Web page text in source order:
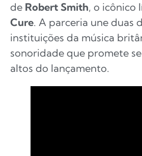
de Robert Smith, o icônico
Cure. A parceria une duas
instituições da música
sonoridade que promete
altos do lançamento.